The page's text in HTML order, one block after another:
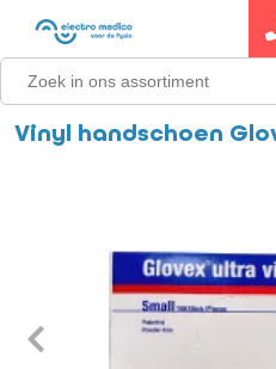
Vinyl handschoen